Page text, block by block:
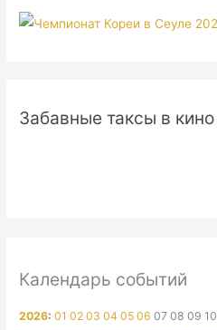
Забавные таксы в кино
Календарь событий
2026:01 02 03 04 05 06 07 08 09 10